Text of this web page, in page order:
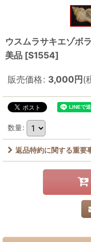
ウスムラサキエゾ
美品 [S1554]
販売価格: 3,000円(
数量:
返品特約に関する重要